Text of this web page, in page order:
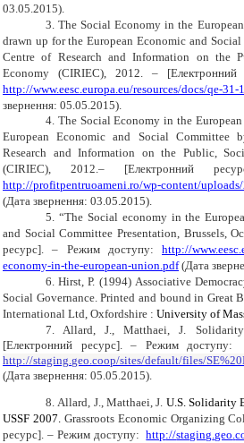
03.05.2015).
3. The Social Economy in the
drawn up for the European Economic and
Centre of Research and Information on the
Economy (CIRIEC), 2012. –
http://www.eesc.europa.eu/resources/docs/qe-
звернення: 05.05.2015).
4. The Social Economy in the
European Economic and Social Committee
Research and Information on the Public,
(CIRIEC), 2012.– [Електронний
http://profitpentruoameni.ro/wp-content/uploads
(Дата звернення: 03.05.2015).
5. “The Social economy in the
and Social Committee Presentation, Brussels,
ресурс]. – Режимдоступу:
http://
economy-in-the-european-union.pdf (Дата
6. Hirst, Р. (1994) Associative
Social Governance.Printed and bound in Great
International Ltd, Oxfordshire : University of
7. Allard,J., Matthaei, J.
[Електронний ресурс]. – Режимдоступу:
http://staging.geo.coop/sites/default/files/SE%20
(Дата звернення: 05.05.2015).
8. Allard, J., Matthaei, J. U.S. Solidarity
USSF 2007. Grassroots Economic Organizing
ресурс]. – Режим доступу: http://staging.geo.